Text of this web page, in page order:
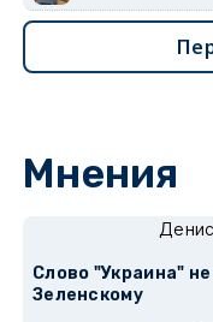
Мнения
Слово "Украина"
Зеленскому